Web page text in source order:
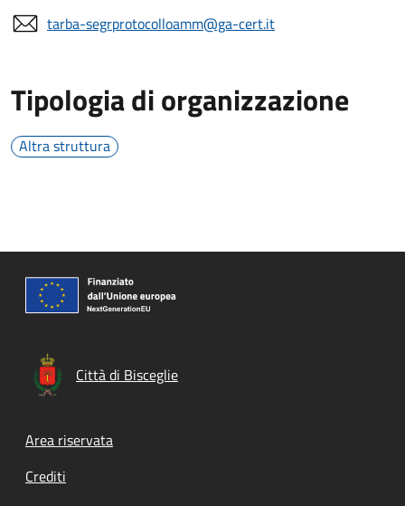
tarba-segrprotocolloamm@ga-cert.it
Tipologia di organizzazione
Altra struttura
Città di Bisceglie
Footer menu
Area riservata
Crediti